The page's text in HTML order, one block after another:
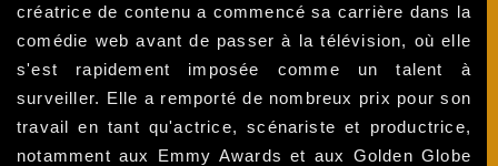
créatrice de contenu a commencé sa carrière dans la
comédie web avant de passer à la télévision, où elle
s'est rapidement imposée comme un talent à
surveiller. Elle a remporté de nombreux prix pour son
travail en tant qu'actrice, scénariste et productrice,
notamment aux Emmy Awards et aux Golden Globe